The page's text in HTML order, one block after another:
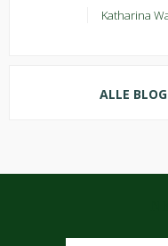
Katharina
ALLE